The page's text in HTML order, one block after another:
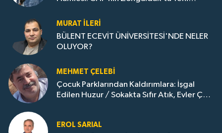
MURAT İLERI
BÜLENT ECEVİT ÜNİVERSİTESİ'NDE NELER
OLUYOR?
MEHMET ÇELEBI
Çocuk Parklarından Kaldırımlara: İşgal
Edilen Huzur / Sokakta Sıfır Atık, Evler Çöp
EROL SARIAL